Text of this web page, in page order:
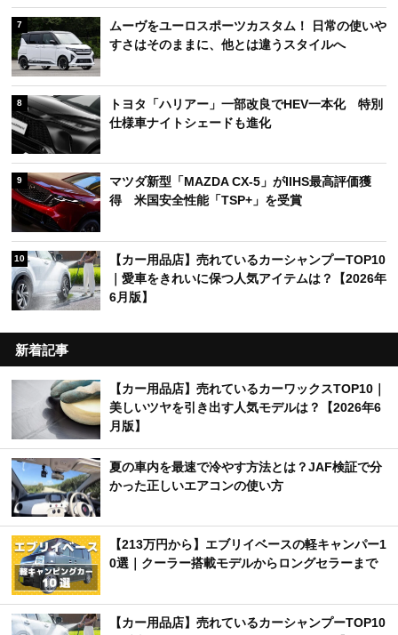
7
ムーヴをユーロスポーツカスタム！ 日常の使いや
すさはそのままに、他とは違うスタイルへ
8
トヨタ「ハリアー」一部改良でHEV一本化 特別
仕様車ナイトシェードも進化
9
マツダ新型「MAZDA CX-5」がIIHS最高評価獲
得 米国安全性能「TSP+」を受賞
10
【カー用品店】売れているカーシャンプーTOP10
｜愛車をきれいに保つ人気アイテムは？【2026年
6月版】
新着記事
【カー用品店】売れているカーワックスTOP10｜
美しいツヤを引き出す人気モデルは？【2026年6
月版】
夏の車内を最速で冷やす方法とは？JAF検証で分
かった正しいエアコンの使い方
【213万円から】エブリイベースの軽キャンパー1
0選｜クーラー搭載モデルからロングセラーまで
【カー用品店】売れているカーシャンプーTOP10